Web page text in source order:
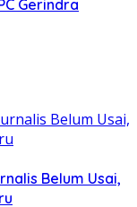
Gerindra
Belum Usai,